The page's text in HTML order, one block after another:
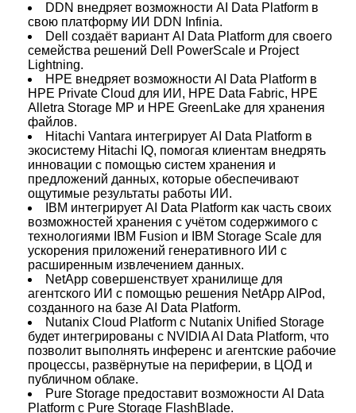
DDN внедряет возможности AI Data Platform в
свою платформу ИИ DDN Infinia.
Dell создаёт вариант AI Data Platform для своего
семейства решений Dell PowerScale и Project
Lightning.
HPE внедряет возможности AI Data Platform в
HPE Private Cloud для ИИ, HPE Data Fabric, HPE
Alletra Storage MP и HPE GreenLake для хранения
файлов.
Hitachi Vantara интегрирует AI Data Platform в
экосистему Hitachi IQ, помогая клиентам внедрять
инновации с помощью систем хранения и
предложений данных, которые обеспечивают
ощутимые результаты работы ИИ.
IBM интегрирует AI Data Platform как часть своих
возможностей хранения с учётом содержимого с
технологиями IBM Fusion и IBM Storage Scale для
ускорения приложений генеративного ИИ с
расширенным извлечением данных.
NetApp совершенствует хранилище для
агентского ИИ с помощью решения NetApp AIPod,
созданного на базе AI Data Platform.
Nutanix Cloud Platform с Nutanix Unified Storage
будет интегрированы с NVIDIA AI Data Platform, что
позволит выполнять инференс и агентские рабочие
процессы, развёрнутые на периферии, в ЦОД и
публичном облаке.
Pure Storage предоставит возможности AI Data
Platform с Pure Storage FlashBlade.